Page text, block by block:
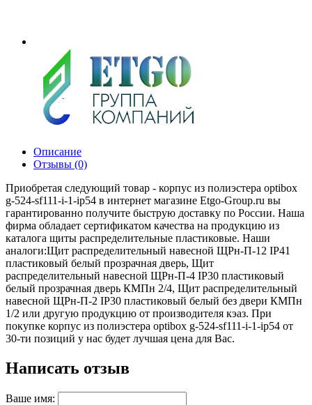
Описание
Отзывы (0)
Приобретая следующий товар - корпус из полиэстера optibox
g-524-sf111-i-1-ip54 в интернет магазине Etgo-Group.ru вы
гарантированно получите быструю доставку по России. Наша
фирма обладает сертификатом качества на продукцию из
каталога щиты распределительные пластиковые. Наши
аналоги:Щит распределительный навесной ЩРн-П-12 IP41
пластиковый белый прозрачная дверь, Щит
распределительный навесной ЩРн-П-4 IP30 пластиковый
белый прозрачная дверь КМПн 2/4, Щит распределительный
навесной ЩРн-П-2 IP30 пластиковый белый без двери КМПн
1/2 или другую продукцию от производителя кэаз. При
покупке корпус из полиэстера optibox g-524-sf111-i-1-ip54 от
30-ти позиций у нас будет лучшая цена для Вас.
Написать отзыв
Ваше имя: